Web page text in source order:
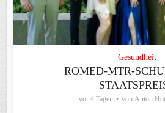
Gesundheit
ROMED-MTR-
vor 4 Tagen von Anton